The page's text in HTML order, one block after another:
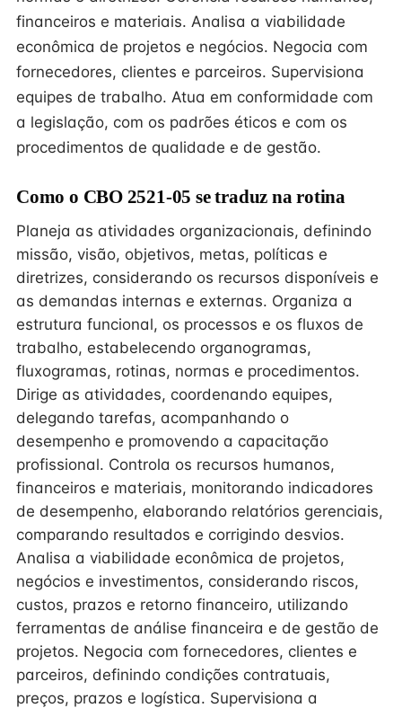
financeiros e materiais. Analisa a viabilidade
econômica de projetos e negócios. Negocia com
fornecedores, clientes e parceiros. Supervisiona
equipes de trabalho. Atua em conformidade com
a legislação, com os padrões éticos e com os
procedimentos de qualidade e de gestão.
Como o CBO 2521-05 se traduz na rotina
Planeja as atividades organizacionais, definindo
missão, visão, objetivos, metas, políticas e
diretrizes, considerando os recursos disponíveis e
as demandas internas e externas. Organiza a
estrutura funcional, os processos e os fluxos de
trabalho, estabelecendo organogramas,
fluxogramas, rotinas, normas e procedimentos.
Dirige as atividades, coordenando equipes,
delegando tarefas, acompanhando o
desempenho e promovendo a capacitação
profissional. Controla os recursos humanos,
financeiros e materiais, monitorando indicadores
de desempenho, elaborando relatórios gerenciais,
comparando resultados e corrigindo desvios.
Analisa a viabilidade econômica de projetos,
negócios e investimentos, considerando riscos,
custos, prazos e retorno financeiro, utilizando
ferramentas de análise financeira e de gestão de
projetos. Negocia com fornecedores, clientes e
parceiros, definindo condições contratuais,
preços, prazos e logística. Supervisiona a